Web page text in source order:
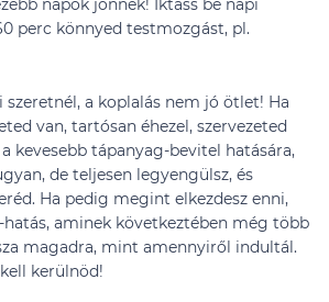
napok jönnek! Iktass be napi
perc könnyed testmozgást, pl.
szeretnél, a koplalás nem jó ötlet! Ha
van, tartósan éhezel, szervezeted
kevesebb tápanyag-bevitel hatására,
de teljesen legyengülsz, és
Ha pedig megint elkezdesz enni,
aminek következtében még több
magadra, mint amennyiről indultál.
kerülnöd!